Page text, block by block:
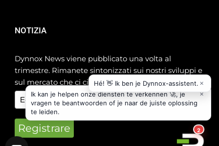
NOTIZIA
Dynnox News viene pubblicato una volta al
trimestre. Rimanete sintonizzati sui nostri sviluppi e
sul mercato che ci circonda!
Registrare